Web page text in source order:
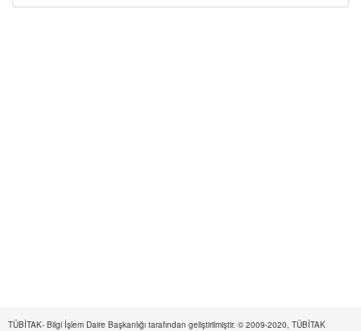
TÜBİTAK- Bilgi İşlem Daire Başkanlığı tarafından geliştirilmiştir. © 2009-2020, TÜBİTAK